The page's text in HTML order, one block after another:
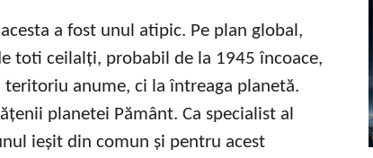
a fost unul atipic. Pe plan global,
toti ceilalți, probabil de la 1945 încoace,
teritoriu anume, ci la întreaga planetă.
planetei Pământ. Ca specialist al
ieșit din comun și pentru acest